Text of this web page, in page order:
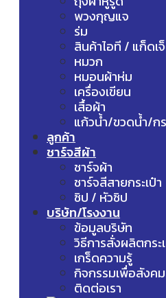
พวงกุญแจ
ร่ม
สินค้าไอที / แก็ดเ
หมวก
หมอนผ้าห่ม
เครื่องเขียน
เสื้อผ้า
แก้วน้ำ/ขวดน้ำ/ก
ลูกค้า
ชาร์จสีผ้า
ชาร์จผ้า
ชาร์จสีสายกระเป๋า
ซิป / หัวซิป
บริษัท/โรงงาน
ข้อมูลบริษัท
วิธีการสั่งผลิตกระ
เกร็ดความรู้
กิจกรรมเพื่อสังคม
ติดต่อเรา